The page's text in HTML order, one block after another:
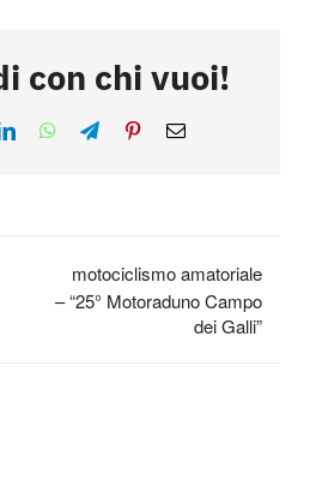
con chi vuoi!
LinkedInWhatsApp
TelegramPinterestEmail
motociclismo amatoriale
– “25° Motoraduno Campo
dei Galli”